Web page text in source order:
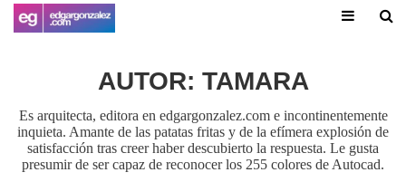
AUTOR: TAMARA
Es arquitecta, editora en edgargonzalez.com e incontinentemente
inquieta. Amante de las patatas fritas y de la efímera explosión de
satisfacción tras creer haber descubierto la respuesta. Le gusta
presumir de ser capaz de reconocer los 255 colores de Autocad.